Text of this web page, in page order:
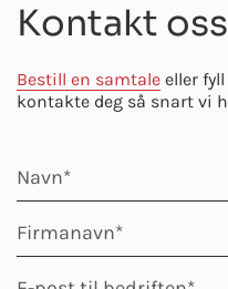
Kontakt oss
Bestill en samtale eller
kontakte deg så snart vi